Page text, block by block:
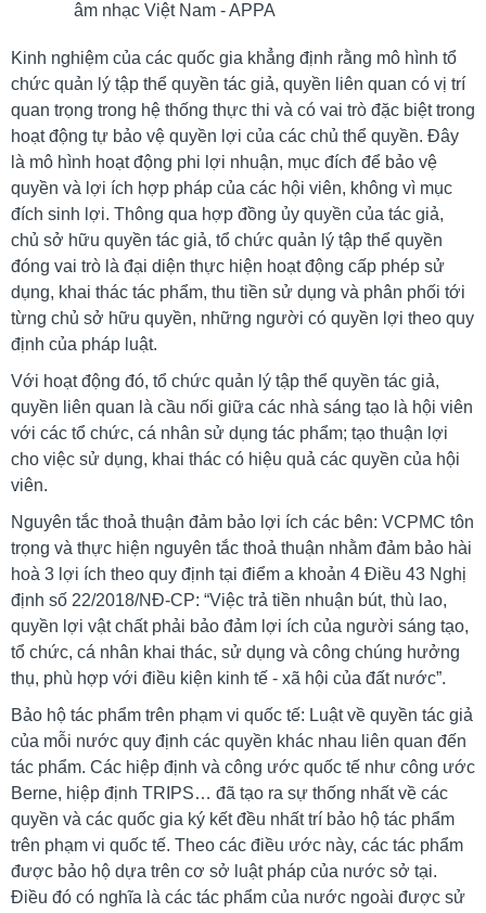
âm nhạc Việt Nam - APPA
Kinh nghiệm của các quốc gia khẳng định rằng mô hình tổ
chức quản lý tập thể quyền tác giả, quyền liên quan có vị trí
quan trọng trong hệ thống thực thi và có vai trò đặc biệt trong
hoạt động tự bảo vệ quyền lợi của các chủ thể quyền. Đây
là mô hình hoạt động phi lợi nhuận, mục đích để bảo vệ
quyền và lợi ích hợp pháp của các hội viên, không vì mục
đích sinh lợi. Thông qua hợp đồng ủy quyền của tác giả,
chủ sở hữu quyền tác giả, tổ chức quản lý tập thể quyền
đóng vai trò là đại diện thực hiện hoạt động cấp phép sử
dụng, khai thác tác phẩm, thu tiền sử dụng và phân phối tới
từng chủ sở hữu quyền, những người có quyền lợi theo quy
định của pháp luật.
Với hoạt động đó, tổ chức quản lý tập thể quyền tác giả,
quyền liên quan là cầu nối giữa các nhà sáng tạo là hội viên
với các tổ chức, cá nhân sử dụng tác phẩm; tạo thuận lợi
cho việc sử dụng, khai thác có hiệu quả các quyền của hội
viên.
Nguyên tắc thoả thuận đảm bảo lợi ích các bên: VCPMC tôn
trọng và thực hiện nguyên tắc thoả thuận nhằm đảm bảo hài
hoà 3 lợi ích theo quy định tại điểm a khoản 4 Điều 43 Nghị
định số 22/2018/NĐ-CP: “Việc trả tiền nhuận bút, thù lao,
quyền lợi vật chất phải bảo đảm lợi ích của người sáng tạo,
tổ chức, cá nhân khai thác, sử dụng và công chúng hưởng
thụ, phù hợp với điều kiện kinh tế - xã hội của đất nước”.
Bảo hộ tác phẩm trên phạm vi quốc tế: Luật về quyền tác giả
của mỗi nước quy định các quyền khác nhau liên quan đến
tác phẩm. Các hiệp định và công ước quốc tế như công ước
Berne, hiệp định TRIPS… đã tạo ra sự thống nhất về các
quyền và các quốc gia ký kết đều nhất trí bảo hộ tác phẩm
trên phạm vi quốc tế. Theo các điều ước này, các tác phẩm
được bảo hộ dựa trên cơ sở luật pháp của nước sở tại.
Điều đó có nghĩa là các tác phẩm của nước ngoài được sử